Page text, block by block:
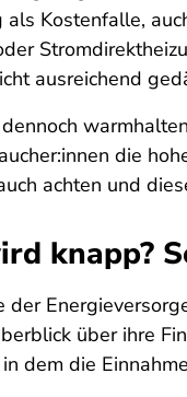
als Kostenfalle,
ausreichend
die
achten und
knapp?
der
über ihre
dem die